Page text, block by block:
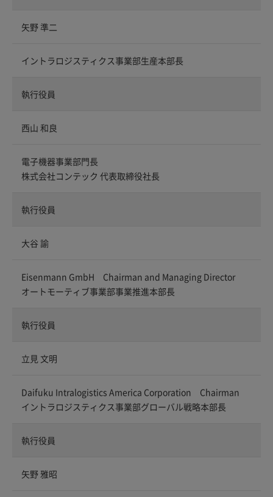
矢野 準二
イントラロジスティクス事業部生産本部長
執行役員
西山 和良
電子機器事業部門長
株式会社コンテック 代表取締役社長
執行役員
大谷 諭
Eisenmann GmbH Chairman and Managing Director
オートモーティブ事業部事業推進本部長
執行役員
立見 文明
Daifuku Intralogistics America Corporation Chairman
イントラロジスティクス事業部グローバル戦略本部長
執行役員
矢野 雅昭